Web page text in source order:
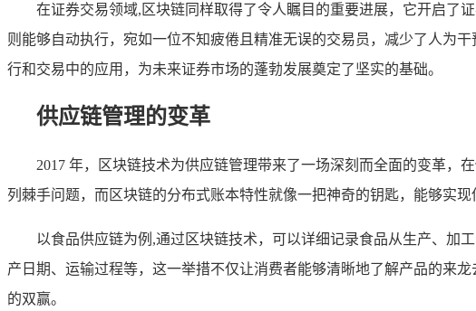
在证券交易领域,区块链同样取得了令人瞩目的重要进展，它开启了
则能够自动执行，宛如一位不知疲倦且精准无误的交易员，减少了人为
行和交易中的应用，为未来证券市场的蓬勃发展奠定了坚实的基础。
供应链管理的变革
2017 年，区块链技术为供应链管理带来了一场深刻而全面的变革，
列棘手问题，而区块链的分布式账本特性就像一把神奇的钥匙，能够实
以食品供应链为例,通过区块链技术，可以详细记录食品从生产、加
产日期、运输过程等，这一举措不仅让消费者能够清晰地了解产品的来
的双赢。